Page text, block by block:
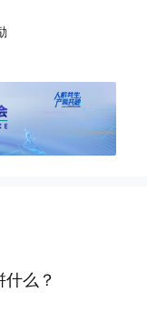
么？